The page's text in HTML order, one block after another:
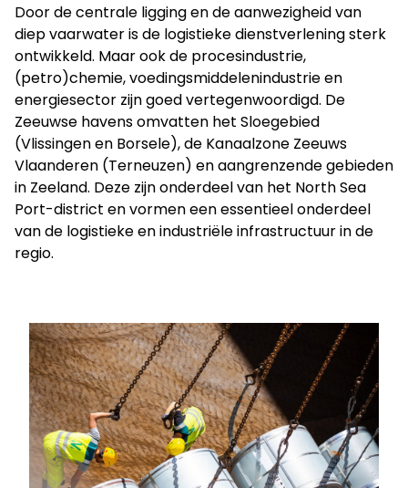
Door de centrale ligging en de aanwezigheid van
diep vaarwater is de logistieke dienstverlening sterk
ontwikkeld. Maar ook de procesindustrie,
(petro)chemie, voedingsmiddelenindustrie en
energiesector zijn goed vertegenwoordigd. De
Zeeuwse havens omvatten het Sloegebied
(Vlissingen en Borsele), de Kanaalzone Zeeuws
Vlaanderen (Terneuzen) en aangrenzende gebieden
in Zeeland. Deze zijn onderdeel van het North Sea
Port-district en vormen een essentieel onderdeel
van de logistieke en industriële infrastructuur in de
regio.